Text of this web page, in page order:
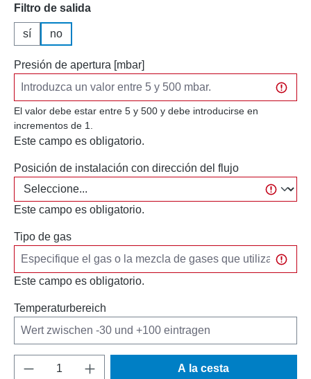
Seleccione
Filtro de salida
sí no
Presión de apertura [mbar]
El valor debe estar entre 5 y 500 y debe introducirse en
incrementos de 1.
Este campo es obligatorio.
Posición de instalación con dirección del flujo
Este campo es obligatorio.
Tipo de gas
Este campo es obligatorio.
Temperaturbereich
Cantidad del producto: introduce la
A la cesta